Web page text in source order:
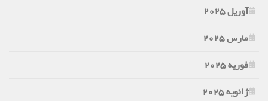
آوریل 2025
مارس 2025
فوریه 2025
ژانویه 2025